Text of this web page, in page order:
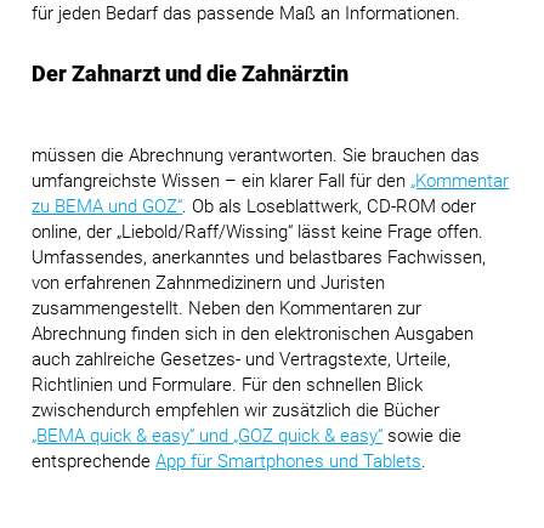
für jeden Bedarf das passende Maß an Informationen.
Der Zahnarzt und die Zahnärztin
müssen die Abrechnung verantworten. Sie brauchen das
umfangreichste Wissen – ein klarer Fall für den„Kommentar
zu BEMA und GOZ“. Ob als Loseblattwerk, CD-ROM oder
online, der „Liebold/Raff/Wissing“ lässt keine Frage offen.
Umfassendes, anerkanntes und belastbares Fachwissen,
von erfahrenen Zahnmedizinern und Juristen
zusammengestellt. Neben den Kommentaren zur
Abrechnung finden sich in den elektronischen Ausgaben
auch zahlreiche Gesetzes- und Vertragstexte, Urteile,
Richtlinien und Formulare. Für den schnellen Blick
zwischendurch empfehlen wir zusätzlich die Bücher
„BEMA quick & easy“ und„GOZ quick & easy“ sowie die
entsprechendeApp für Smartphones und Tablets.